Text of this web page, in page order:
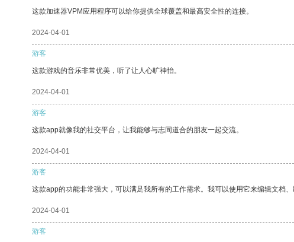
这款加速器VPM应用程序可以给你提供全球覆盖和最高安全性的连接。
2024-04-01
游客
这款游戏的音乐非常优美，听了让人心旷神怡。
2024-04-01
游客
这款app就像我的社交平台，让我能够与志同道合的朋友一起交流。
2024-04-01
游客
这款app的功能非常强大，可以满足我所有的工作需求。我可以使用它来编辑文档、
2024-04-01
游客